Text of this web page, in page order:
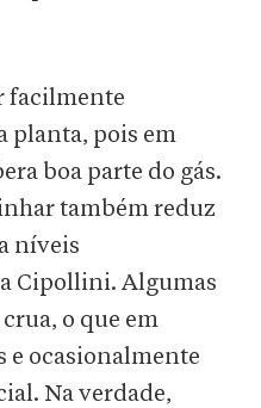
facilmente
planta, pois em
boa parte do gás.
também reduz
níveis
Cipollini. Algumas
o que em
e ocasionalmente
Na verdade,